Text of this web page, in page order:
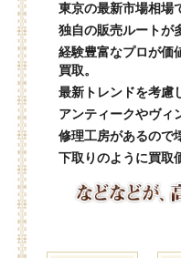
東京の最新市場相場
独自の販売ルートが
経験豊富なプロが価
買取。
最新トレンドを考慮
アンティークやヴィ
修理工房があるので
下取りのように買取